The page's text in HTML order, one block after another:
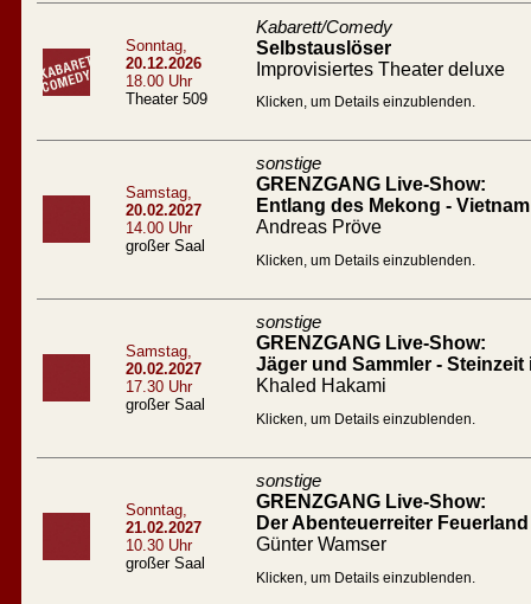
Sonntag,
20.12.2026
18.00 Uhr
Theater 509
Kabarett/Comedy
Selbstauslöser
Improvisiertes Theater deluxe
Klicken, um Details einzublenden.
Samstag,
20.02.2027
14.00 Uhr
großer Saal
sonstige
GRENZGANG Live-Show:
Entlang des Mekong -
Andreas Pröve
Klicken, um Details einzublenden.
Samstag,
20.02.2027
17.30 Uhr
großer Saal
sonstige
GRENZGANG Live-Show:
Jäger und Sammler -
Khaled Hakami
Klicken, um Details einzublenden.
Sonntag,
21.02.2027
10.30 Uhr
großer Saal
sonstige
GRENZGANG Live-Show:
Der Abenteuerreiter
Günter Wamser
Klicken, um Details einzublenden.